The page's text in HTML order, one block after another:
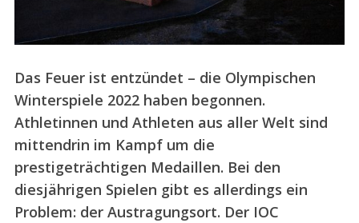
Das Feuer ist entzündet – die Olympischen
Winterspiele 2022 haben begonnen.
Athletinnen und Athleten aus aller Welt sind
mittendrin im Kampf um die
prestigeträchtigen Medaillen. Bei den
diesjährigen Spielen gibt es allerdings ein
Problem: der Austragungsort. Der IOC